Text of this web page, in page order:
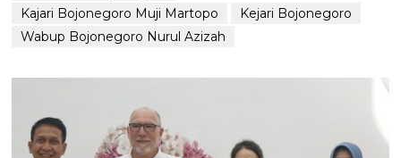
Kajari Bojonegoro Muji Martopo
Kejari Bojonegoro
Wabup Bojonegoro Nurul Azizah